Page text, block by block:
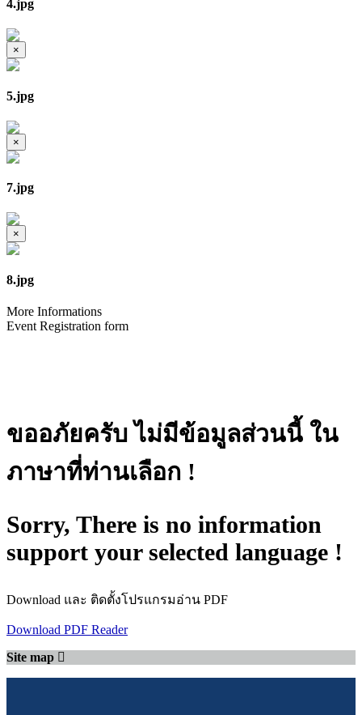
4.jpg
×
5.jpg
×
7.jpg
×
8.jpg
More Informations
Event Registration form
ขออภัยครับ ไม่มีข้อมูลส่วนนี้ ใน
ภาษาที่ท่านเลือก !
Sorry, There is no information
support your selected language !
Download และ ติดตั้งโปรแกรมอ่าน PDF
Download PDF Reader
Site map